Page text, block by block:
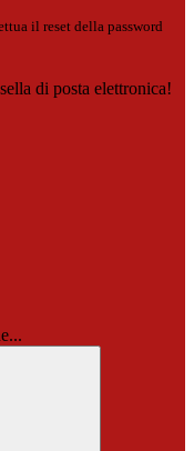
il reset della password
di posta elettronica!